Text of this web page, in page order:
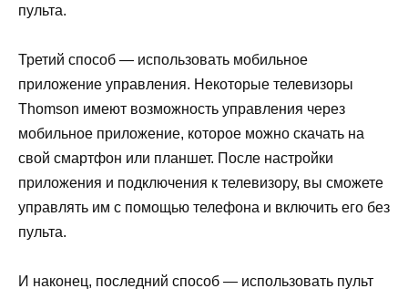
пульта.
Третий способ — использовать мобильное
приложение управления. Некоторые телевизоры
Thomson имеют возможность управления через
мобильное приложение, которое можно скачать на
свой смартфон или планшет. После настройки
приложения и подключения к телевизору, вы сможете
управлять им с помощью телефона и включить его без
пульта.
И наконец, последний способ — использовать пульт